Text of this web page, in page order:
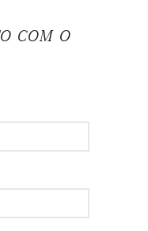
COM O